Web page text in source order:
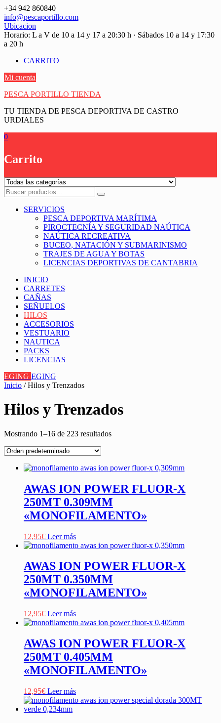
Saltar
contenido
+34 942 860840
info@pescaportillo.com
Ubicacion
Horario: L a V de 10 a 14 y 17 a 20:30 h · Sábados 10 a 14 y 17:30
a 20 h
CARRITO
Mi cuenta
PESCA PORTILLO TIENDA
TU TIENDA DE PESCA DEPORTIVA DE CASTRO
URDIALES
0
Carrito
SERVICIOS
PESCA DEPORTIVA MARÍTIMA
PIROCTECNÍA Y SEGURIDAD NAÚTICA
NAÚTICA RECREATIVA
BUCEO, NATACIÓN Y SUBMARINISMO
TRAJES DE AGUA Y BOTAS
LICENCIAS DEPORTIVAS DE CANTABRIA
INICIO
CARRETES
CAÑAS
SEÑUELOS
HILOS
ACCESORIOS
VESTUARIO
NAUTICA
PACKS
LICENCIAS
EGING EGING
Inicio / Hilos y Trenzados
Hilos y Trenzados
Mostrando 1–16 de 223 resultados
AWAS ION POWER FLUOR-X
250MT 0.309MM
«MONOFILAMENTO»
12,95€ Leer más
AWAS ION POWER FLUOR-X
250MT 0.350MM
«MONOFILAMENTO»
12,95€ Leer más
AWAS ION POWER FLUOR-X
250MT 0.405MM
«MONOFILAMENTO»
12,95€ Leer más